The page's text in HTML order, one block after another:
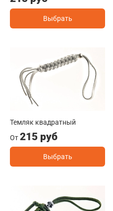
Выбрать
Темляк квадратный
От215 руб
Выбрать